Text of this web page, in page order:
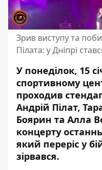
Зрив виступу та
Пілата: у Дніпрі
У понеділок, 15
спортивному
проходив
Андрій Пілат,
Боярин та Алла
концерту
який переріс у
зірвався.